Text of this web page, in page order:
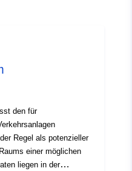
den für
Regel als potenzieller
einer möglichen
liegen in der